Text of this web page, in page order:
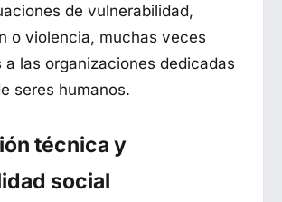
de vulnerabilidad,
o violencia, muchas veces
a las organizaciones dedicadas
seres humanos.
técnica y
social